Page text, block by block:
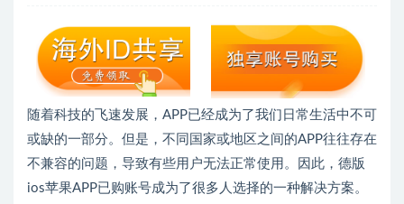
随着科技的飞速发展，APP已经成为了我们日常生活中不可
或缺的一部分。但是，不同国家或地区之间的APP往往存在
不兼容的问题，导致有些用户无法正常使用。因此，德版
ios苹果APP已购账号成为了很多人选择的一种解决方案。